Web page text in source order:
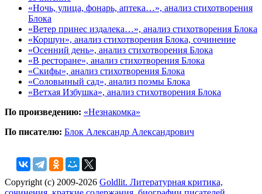
«Ночь, улица, фонарь, аптека…», анализ стихотворения
Блока
«Ветер принес издалека…», анализ стихотворения Блока
«Коршун», анализ стихотворения Блока, сочинение
«Осенний день», анализ стихотворения Блока
«В ресторане», анализ стихотворения Блока
«Скифы», анализ стихотворения Блока
«Соловьиный сад», анализ поэмы Блока
«Ветхая Избушка», анализ стихотворения Блока
По произведению: «Незнакомка»
По писателю: Блок Александр Александрович
Copyright (c) 2009-2026 Goldlit. Литературная критика,